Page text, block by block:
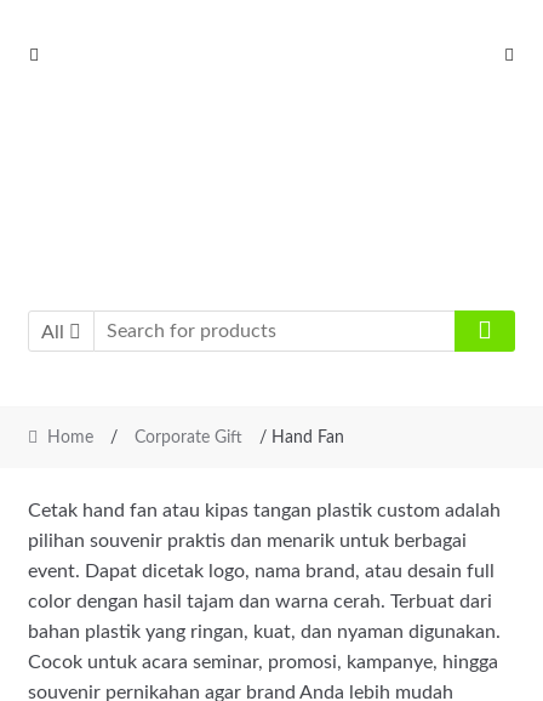
Skip
Skip
All
Home / Corporate Gift / Hand Fan
Cetak hand fan atau kipas tangan plastik custom adalah
pilihan souvenir praktis dan menarik untuk berbagai
event. Dapat dicetak logo, nama brand, atau desain full
color dengan hasil tajam dan warna cerah. Terbuat dari
bahan plastik yang ringan, kuat, dan nyaman digunakan.
Cocok untuk acara seminar, promosi, kampanye, hingga
souvenir pernikahan agar brand Anda lebih mudah